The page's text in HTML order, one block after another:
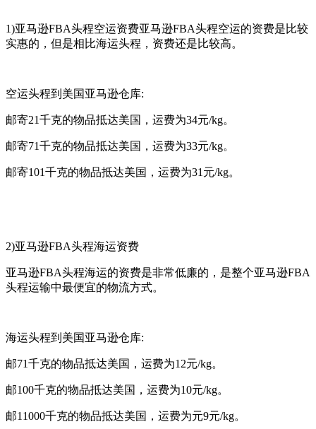
1)亚马逊FBA头程空运资费亚马逊FBA头程空运的资费是比较
实惠的，但是相比海运头程，资费还是比较高。
空运头程到美国亚马逊仓库:
邮寄21千克的物品抵达美国，运费为34元/kg。
邮寄71千克的物品抵达美国，运费为33元/kg。
邮寄101千克的物品抵达美国，运费为31元/kg。
2)亚马逊FBA头程海运资费
亚马逊FBA头程海运的资费是非常低廉的，是整个亚马逊FBA
头程运输中最便宜的物流方式。
海运头程到美国亚马逊仓库:
邮71千克的物品抵达美国，运费为12元/kg。
邮100千克的物品抵达美国，运费为10元/kg。
邮11000千克的物品抵达美国，运费为元9元/kg。